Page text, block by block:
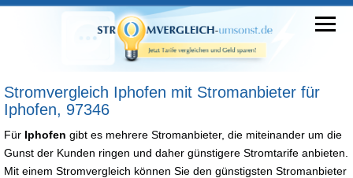
Stromvergleich Iphofen mit Stromanbieter für
Iphofen, 97346
Für Iphofen gibt es mehrere Stromanbieter, die miteinander um die
Gunst der Kunden ringen und daher günstigere Stromtarife anbieten.
Mit einem Stromvergleich können Sie den günstigsten Stromanbieter